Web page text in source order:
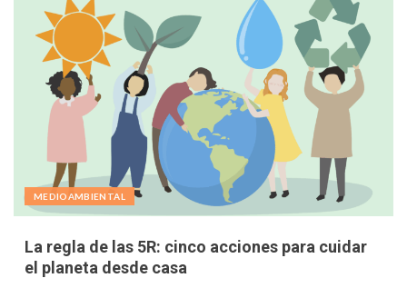
MEDIOAMBIENTAL
La regla de las 5R: cinco acciones para cuidar
el planeta desde casa